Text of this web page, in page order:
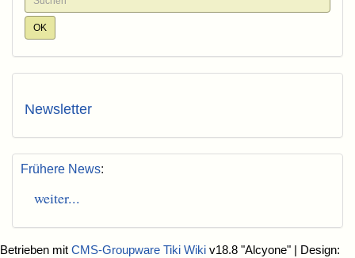
Newsletter
Frühere News:
weiter...
Betrieben mit CMS-Groupware Tiki Wiki v18.8 "Alcyone" | Design: